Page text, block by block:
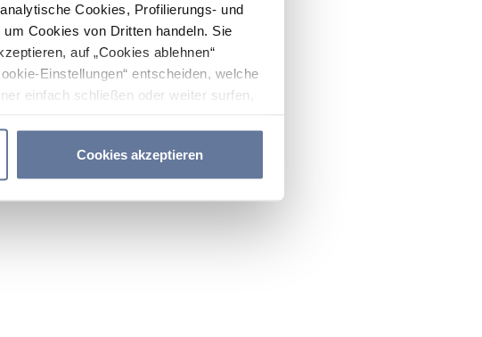
Cookies, Profilierungs- und
Cookies von Dritten handeln. Sie
auf „Cookies ablehnen“
Einstellungen“ entscheiden, welche
einfach schließen oder weiter surfen,
Cookies akzeptieren